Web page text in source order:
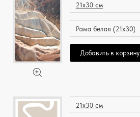
21x30 см
Рама белая (21x30)
Добавить в корзину
21x30 см